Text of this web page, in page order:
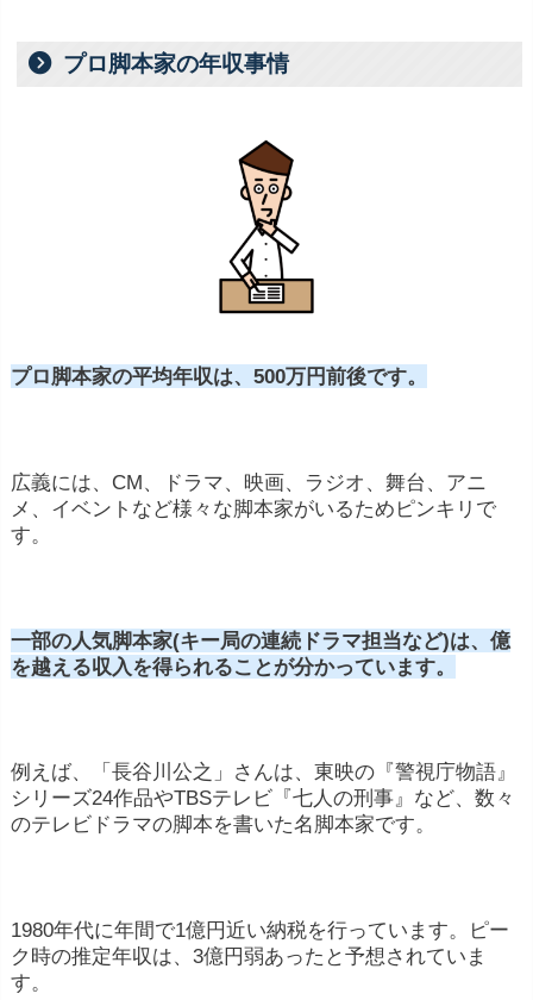
プロ脚本家の年収事情
プロ脚本家の平均年収は、500万円前後です。
広義には、CM、ドラマ、映画、ラジオ、舞台、アニ
メ、イベントなど様々な脚本家がいるためピンキリで
す。
一部の人気脚本家(キー局の連続ドラマ担当など)は、億
を越える収入を得られることが分かっています。
例えば、「長谷川公之」さんは、東映の『警視庁物語』
シリーズ24作品やTBSテレビ『七人の刑事』など、数々
のテレビドラマの脚本を書いた名脚本家です。
1980年代に年間で1億円近い納税を行っています。ピー
ク時の推定年収は、3億円弱あったと予想されていま
す。